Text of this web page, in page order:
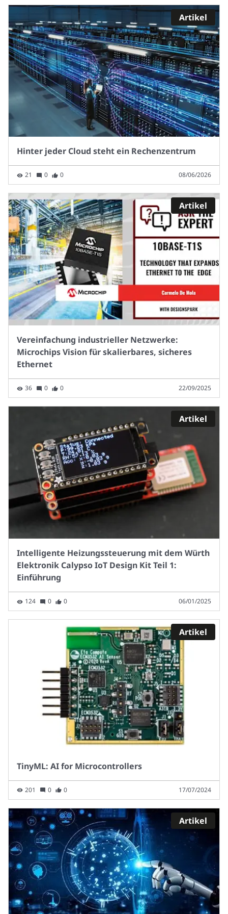
Artikel
Hinter jeder Cloud steht ein Rechenzentrum
21 0 0 08/06/2026
Artikel
Vereinfachung industrieller Netzwerke:
Microchips Vision für skalierbares, sicheres
Ethernet
36 0 0 22/09/2025
Artikel
Intelligente Heizungssteuerung mit dem Würth
Elektronik Calypso IoT Design Kit Teil 1:
Einführung
124 0 0 06/01/2025
Artikel
TinyML: AI for Microcontrollers
201 0 0 17/07/2024
Artikel